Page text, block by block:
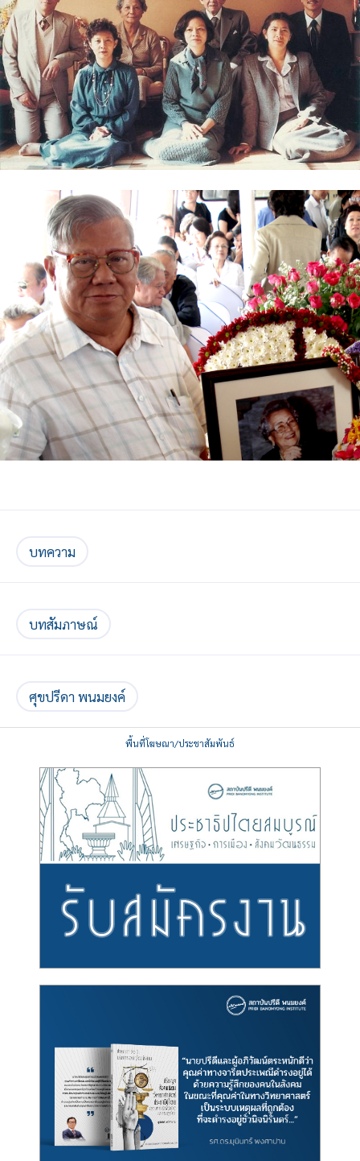
บทความ
บทสัมภาษณ์
ศุขปรีดา พนมยงค์
พื้นที่โฆษณา/ประชาสัมพันธ์